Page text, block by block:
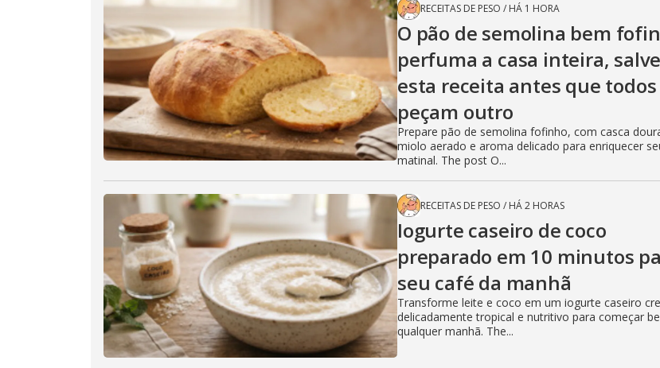
RECEITAS DE PESO / HÁ 1 HORA
O pão de semolina bem
perfuma a casa inteira, salve
esta receita antes que todos
peçam outro
Prepare pão de semolina fofinho, com casca
miolo aerado e aroma delicado para enriquecer
matinal. The post O...
RECEITAS DE PESO / HÁ 2 HORAS
Iogurte caseiro de coco
preparado em 10 minutos
seu café da manhã
Transforme leite e coco em um iogurte caseiro
delicadamente tropical e nutritivo para começar
qualquer manhã. The...